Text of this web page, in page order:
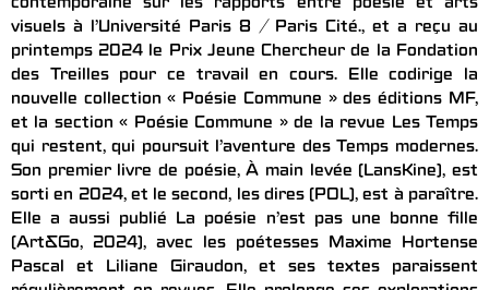
contemporaine sur les rapports entre poésie et arts
visuels à l’Université Paris 8 / Paris Cité., et a reçu au
printemps 2024 le Prix Jeune Chercheur de la Fondation
des Treilles pour ce travail en cours. Elle codirige la
nouvelle collection « Poésie Commune » des éditions MF,
et la section « Poésie Commune » de la revue Les Temps
qui restent, qui poursuit l’aventure des Temps modernes.
Son premier livre de poésie, À main levée (LansKine), est
sorti en 2024, et le second, les dires (POL), est à paraître.
Elle a aussi publié La poésie n’est pas une bonne fille
(Art&Go, 2024), avec les poétesses Maxime Hortense
Pascal et Liliane Giraudon, et ses textes paraissent